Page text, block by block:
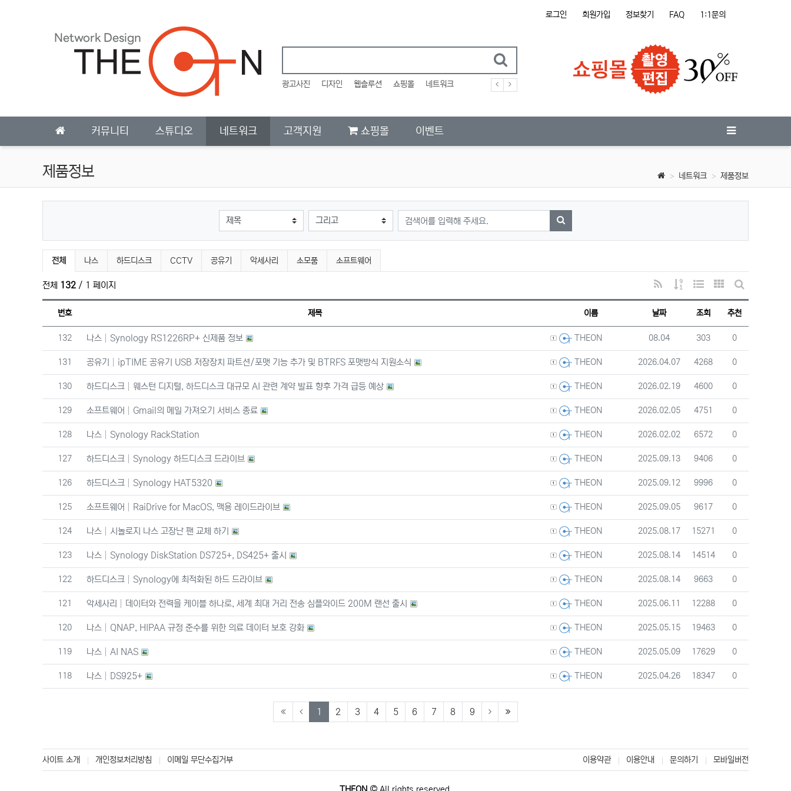
로그인 회원가입 정보찾기 FAQ 1:1문의
광고사진 디자인 웹솔루션 쇼핑몰 네트워크
커뮤니티 스튜디오 네트워크 고객지원 쇼핑몰 이벤트
제품정보 네트워크 제품정보
검색대상
검색어
검색하기
제품정보 분류 목록
전체 나스 하드디스크 CCTV 공유기 악세사리 소모품 소프트웨어
전체 132 / 1 페이지 RSS
게시물 정렬
웹진 스타일갤러리 스타일
게시판 검색
번호 제목 이름 날짜 조회 추천
번호
132 나스 Synology RS1226RP+ 신제품 정보 등록자THEON 등록일
08.04 조회
303 추천
0
번호
131 공유기 ipTIME 공유기 USB 저장장치 파트션/포맷 기능 추가 및 BTRFS 포맷방식 지원소식 등록자THEON 등록일
2026.04.07 조회
4268 추천
0
번호
130 하드디스크 웨스턴 디지털, 하드디스크 대규모 AI 관련 계약 발표 향후 가격 급등 예상 등록자THEON 등록일
2026.02.19 조회
4600 추천
0
번호
129 소프트웨어 Gmail의 메일 가져오기 서비스 종료 등록자THEON 등록일
2026.02.05 조회
4751 추천
0
번호
128 나스 Synology RackStation 등록자THEON 등록일
2026.02.02 조회
6572 추천
0
번호
127 하드디스크 Synology 하드디스크 드라이브 등록자THEON 등록일
2025.09.13 조회
9406 추천
0
번호
126 하드디스크 Synology HAT5320 등록자THEON 등록일
2025.09.12 조회
9996 추천
0
번호
125 소프트웨어 RaiDrive for MacOS, 맥용 레이드라이브 등록자THEON 등록일
2025.09.05 조회
9617 추천
0
번호
124 나스 시놀로지 나스 고장난 팬 교체 하기 등록자THEON 등록일
2025.08.17 조회
15271 추천
0
번호
123 나스 Synology DiskStation DS725+, DS425+ 출시 등록자THEON 등록일
2025.08.14 조회
14514 추천
0
번호
122 하드디스크 Synology에 최적화된 하드 드라이브 등록자THEON 등록일
2025.08.14 조회
9663 추천
0
번호
121 악세사리 데이터와 전력을 케이블 하나로, 세계 최대 거리 전송 심플와이드 200M 랜선 출시 등록자THEON 등록일
2025.06.11 조회
12288 추천
0
번호
120 나스 QNAP, HIPAA 규정 준수를 위한 의료 데이터 보호 강화 등록자THEON 등록일
2025.05.15 조회
19463 추천
0
번호
119 나스 AI NAS 등록자THEON 등록일
2025.05.09 조회
17629 추천
0
번호
118 나스 DS925+ 등록자THEON 등록일
2025.04.26 조회
18347 추천
0
1 (current)
2 3 4 5 6 7 8 9 (last)
사이트 소개 개인정보처리방침 이메일 무단수집거부 이용약관 이용안내 문의하기 모바일버전